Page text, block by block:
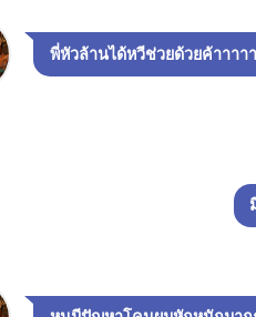
พี่หัวล้านได้หวีช่วยด้วยค้าาาา